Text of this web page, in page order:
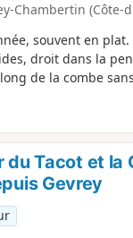
Chambertin (Côte-
souvent en plat.
droit dans la
de la combe
du Tacot et la
Gevrey